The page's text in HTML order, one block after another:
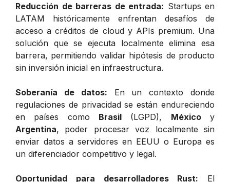
Reducción de barreras de entrada: Startups en
LATAM históricamente enfrentan desafíos de
acceso a créditos de cloud y APIs premium. Una
solución que se ejecuta localmente elimina esa
barrera, permitiendo validar hipótesis de producto
sin inversión inicial en infraestructura.
Soberanía de datos: En un contexto donde
regulaciones de privacidad se están endureciendo
en países como Brasil (LGPD), Méxicoy
Argentina, poder procesar voz localmente sin
enviar datos a servidores en EEUU o Europa es
un diferenciador competitivo y legal.
Oportunidad para desarrolladores Rust: El